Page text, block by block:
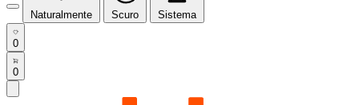
Naturalmente Scuro Sistema
0
0